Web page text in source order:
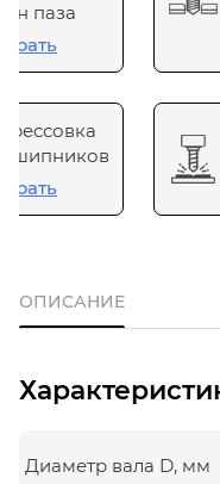
паза
ОПИСАНИЕ
Диаметр вала D, мм